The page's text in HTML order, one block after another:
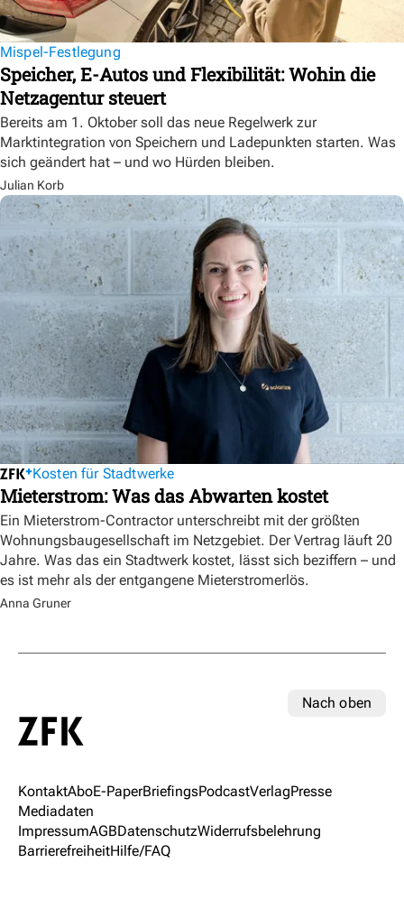
Mispel-Festlegung
Speicher, E-Autos und Flexibilität: Wohin die
Netzagentur steuert
Bereits am 1. Oktober soll das neue Regelwerk zur
Marktintegration von Speichern und Ladepunkten starten. Was
sich geändert hat – und wo Hürden bleiben.
Julian Korb
Kosten für Stadtwerke
Mieterstrom: Was das Abwarten kostet
Ein Mieterstrom-Contractor unterschreibt mit der größten
Wohnungsbaugesellschaft im Netzgebiet. Der Vertrag läuft 20
Jahre. Was das ein Stadtwerk kostet, lässt sich beziffern – und
es ist mehr als der entgangene Mieterstromerlös.
Anna Gruner
Nach oben
KontaktAboE-PaperBriefingsPodcastVerlagPresse
Mediadaten
ImpressumAGBDatenschutzWiderrufsbelehrung
BarrierefreiheitHilfe/FAQ